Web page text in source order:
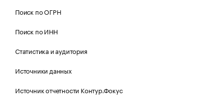
Поиск по ОГРН
Поиск по ИНН
Статистика и аудитория
Источники данных
Источник отчетности Контур.Фокус